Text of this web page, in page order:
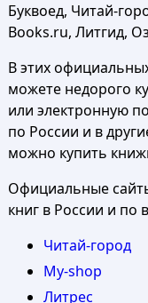
Буквоед, Читай-
Books.ru, Литгид,
В этих
можете недорого
или электронную
по России и в
можно купить
Официальные
книг в России и по
Читай-город
My-shop
Литрес